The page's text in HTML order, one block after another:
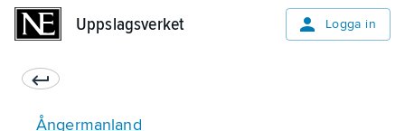
Uppslagsverket Logga in
Ångermanland